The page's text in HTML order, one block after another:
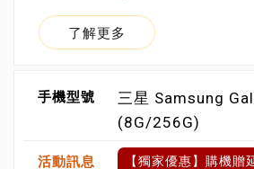
了解更多
三星 Samsung
(8G/256G)
【獨家優惠】購機贈